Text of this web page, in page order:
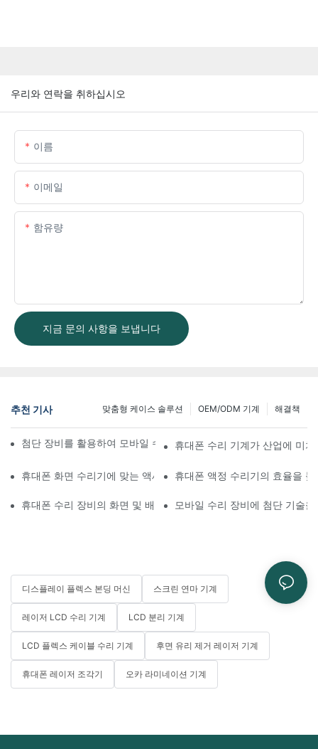
우리와 연락을 취하십시오
이름
이메일
함유량
지금 문의 사항을 보냅니다
추천 기사 해결책
OEM/ODM 기계
맞춤형 케이스 솔루션
첨단 장비를 활용하여 모바일 수리 워크플로우를 개선하는 방법
휴대폰 수리 기계가 산업에 미
휴대폰 화면 수리기에 맞는 액세서리 선택하기휴대폰 액정 수리기의 효율을 높
휴대폰 수리 장비의 화면 및 배터리 교체 적용 분야
모바일 수리 장비에 첨단 기술
디스플레이 플렉스 본딩 머신 스크린 연마 기계
레이저 LCD 수리 기계 LCD 분리 기계
LCD 플렉스 케이블 수리 기계 후면 유리 제거 레이저 기계
휴대폰 레이저 조각기 오카 라미네이션 기계